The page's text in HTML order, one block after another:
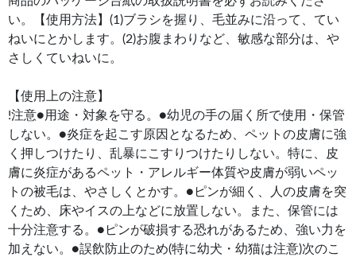
い。【使用方法】(1)ブラシを握り、毛並みに沿って、てい
ねいにとかします。(2)お腹まわりなど、敏感な部分は、や
さしくていねいに。
【使用上の注意】
!注意●用途・対象を守る。●幼児の手の届く所で使用・保管
しない。●炎症を起こす原因となるため、ペットの皮膚に強
く押しつけたり、乱暴にこすりつけたりしない。特に、皮
膚に炎症があるペット・アレルギー体質や皮膚が弱いペッ
トの被毛は、やさしくとかす。●ピンが細く、人の皮膚を突
くため、床やイスの上などに放置しない。また、保管には
十分注意する。●ピンが破損する恐れがあるため、強い力を
加えない。●誤飲防止のため(特に幼犬・幼猫は注意)次のこ